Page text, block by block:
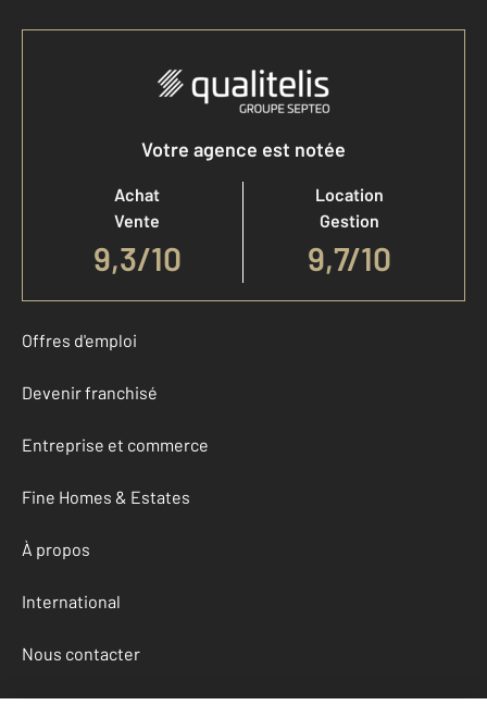
Votre agence est notée
Achat
Vente
9,3/10
Location
Gestion
9,7/10
Offres d'emploi
Devenir franchisé
Entreprise et commerce
Fine Homes & Estates
À propos
International
Nous contacter